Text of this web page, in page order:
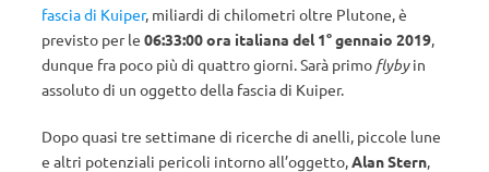
fascia di Kuiper, miliardi di chilometri oltre Plutone, è
previsto per le 06:33:00 ora italiana del 1° gennaio 2019,
dunque fra poco più di quattro giorni. Sarà primo flybyin
assoluto di un oggetto della fascia di Kuiper.
Dopo quasi tre settimane di ricerche di anelli, piccole lune
e altri potenziali pericoli intorno all’oggetto,Alan Stern,